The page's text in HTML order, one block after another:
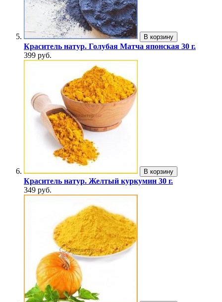
В корзину
Краситель натур. Голубая Матча японская 30 г.
399 руб.
В корзину
Краситель натур. Желтый куркумин 30 г.
349 руб.